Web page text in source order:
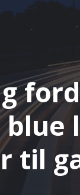
Videre
blue
til